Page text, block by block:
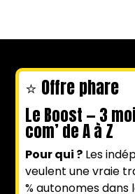
⭐ Offre phare
Le Boost — 3
com’ de A à Z
Pour qui ? Les
veulent une vraie
% autonomes